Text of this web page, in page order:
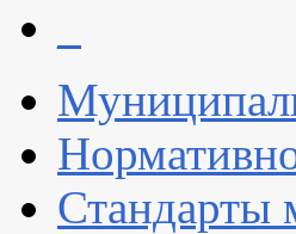
Стандарты